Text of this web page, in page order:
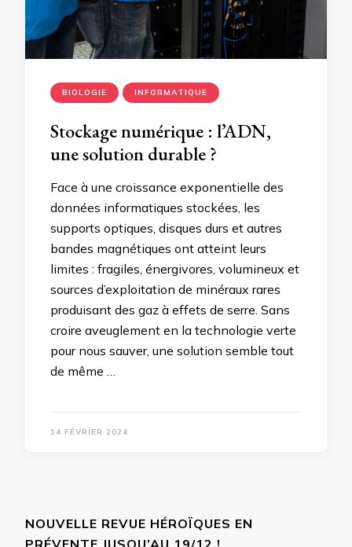
BIOLOGIE INFORMATIQUE
Stockage numérique : l’ADN,
une solution durable ?
Face à une croissance exponentielle des
données informatiques stockées, les
supports optiques, disques durs et autres
bandes magnétiques ont atteint leurs
limites : fragiles, énergivores, volumineux et
sources d’exploitation de minéraux rares
produisant des gaz à effets de serre. Sans
croire aveuglement en la technologie verte
pour nous sauver, une solution semble tout
de même …
14 FÉVRIER 2024
NOUVELLE REVUE HÉROÏQUES EN
PRÉVENTE JUSQU’AU 19/12 !